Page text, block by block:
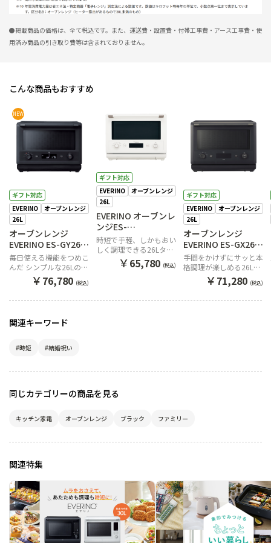
●掲載商品の価格は、全て税込です。また、運送費・設置費・付帯工事費・アース工事費・使
用済み商品の引き取り費等は含まれておりません。
こんな商品もおすすめ
NEW
ギフト対応
EVERINO
オーブンレンジ
26L
オーブンレンジ
EVERINO ES-GY26
BA（ブラック）
毎日使える機能をつめこ
んだ シンプルな26Lのオ
ーブンレンジ EVERINO
￥76,780 (税込)
ギフト対応
EVERINO
オーブンレンジ
26L
EVERINO オーブンレ
ンジES-
GT26WA（ホワイ
ト）
時短で手軽、しかもおい
しく調理できる26Lタイ
プのオーブンレンジ
￥65,780 (税込)
ギフト対応
EVERINO
オーブンレンジ
26L
オーブンレンジ
EVERINO ES-GX26
BM（スレートブラッ
ク）
手間をかけずにサッと本
格調理が楽しめる26Lの
オーブンレンジ
EVERINO
￥71,280 (税込)
関連キーワード
#時短 #結婚祝い
同じカテゴリーの商品を見る
キッチン家電 オーブンレンジ ブラック ファミリー
関連特集